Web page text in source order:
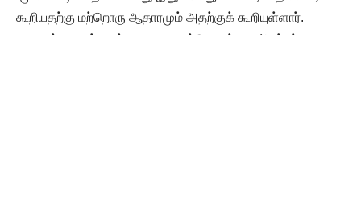
கூறியதற்கு மற்றொரு ஆதாரமும் அதற்குக் கூறியுள்ளார்.
அவைக்கு அன்றைக்கு வராத உறுப்பினரும்கூட (மேட்டூர்